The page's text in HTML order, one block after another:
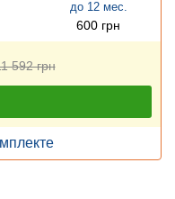
до 12 мес.
600 грн
592 грн